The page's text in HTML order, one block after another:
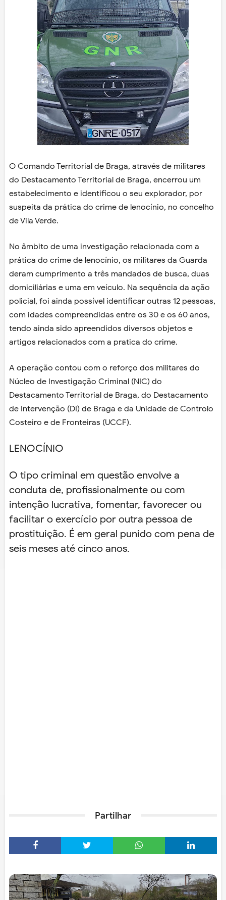
O Comando Territorial de Braga, através de militares
do Destacamento Territorial de Braga, encerrou um
estabelecimento e identificou o seu explorador, por
suspeita da prática do crime de lenocínio, no concelho
de Vila Verde.
No âmbito de uma investigação relacionada com a
prática do crime de lenocínio, os militares da Guarda
deram cumprimento a três mandados de busca, duas
domiciliárias e uma em veículo. Na sequência da ação
policial, foi ainda possível identificar outras 12 pessoas,
com idades compreendidas entre os 30 e os 60 anos,
tendo ainda sido apreendidos diversos objetos e
artigos relacionados com a pratica do crime.
A operação contou com o reforço dos militares do
Núcleo de Investigação Criminal (NIC) do
Destacamento Territorial de Braga, do Destacamento
de Intervenção (DI) de Braga e da Unidade de Controlo
Costeiro e de Fronteiras (UCCF).
LENOCÍNIO
O tipo criminal em questão envolve a
conduta de, profissionalmente ou com
intenção lucrativa, fomentar, favorecer ou
facilitar o exercício por outra pessoa de
prostituição. É em geral punido com pena de
seis meses até cinco anos.
Partilhar